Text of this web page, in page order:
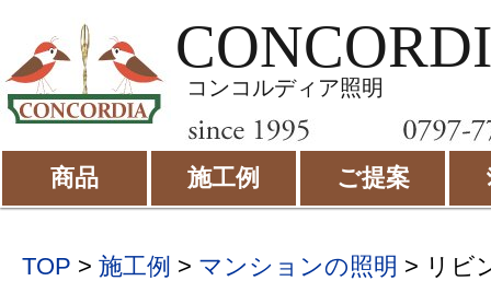
コンコルディア照明
商品 施工例 ご提案
TOP > 施工例 > マンションの照明 > リビ